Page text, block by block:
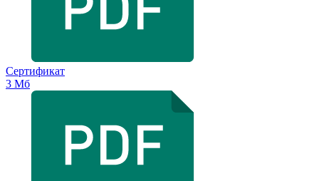
Сертификат
3 Мб